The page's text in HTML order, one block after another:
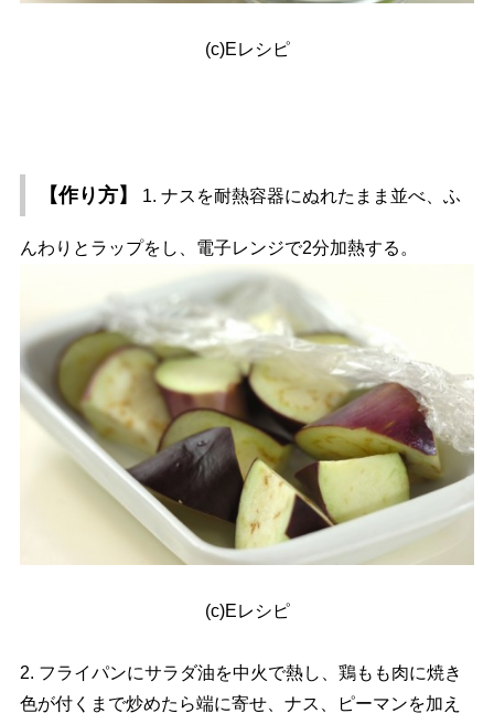
(c)Eレシピ
【作り方】 1. ナスを耐熱容器にぬれたまま並べ、ふ
んわりとラップをし、電子レンジで2分加熱する。
(c)Eレシピ
2. フライパンにサラダ油を中火で熱し、鶏もも肉に焼き
色が付くまで炒めたら端に寄せ、ナス、ピーマンを加え